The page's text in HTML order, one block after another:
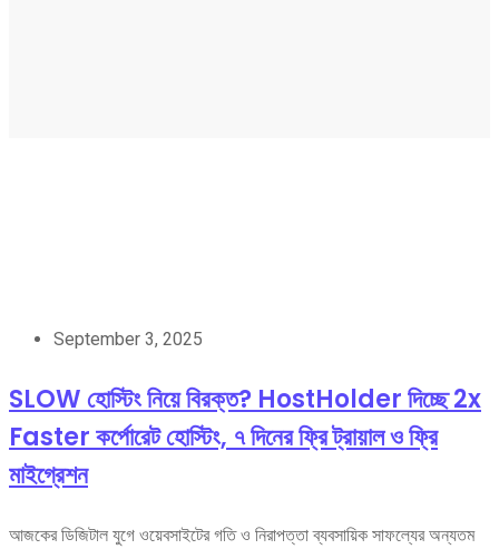
September 3, 2025
SLOW হোস্টিং নিয়ে বিরক্ত? HostHolder দিচ্ছে 2x
Faster কর্পোরেট হোস্টিং, ৭ দিনের ফ্রি ট্রায়াল ও ফ্রি
মাইগ্রেশন
আজকের ডিজিটাল যুগে ওয়েবসাইটের গতি ও নিরাপত্তা ব্যবসায়িক সাফল্যের অন্যতম